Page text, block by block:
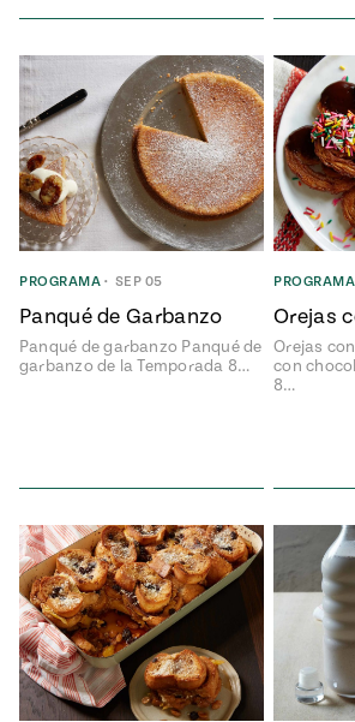
Bienvenidas
las
Cazuelas
Sopas
Calientitas
Pascua
Judío –
Mexicana
of Real
Hoy!
PROGRAMA • SEP 05
Panqué de Garbanzo
Panqué de garbanzo Panqué de
garbanzo de la Temporada 8…
PROGRAMA
Orejas
Orejas
con
8…